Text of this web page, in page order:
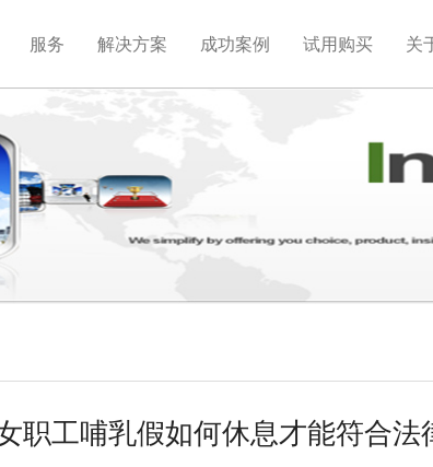
服务 解决方案 成功案例 试用购买 关
职工哺乳假如何休息才能符合法